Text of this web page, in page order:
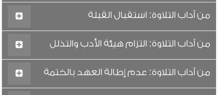
من آداب التلاوة: استقبال القبلة
من آداب التلاوة: التزام هيئة الأدب والتذلل
من آداب التلاوة: عدم إطالة العهد بالختمة